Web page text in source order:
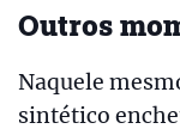
Outros
Naquele
sintético